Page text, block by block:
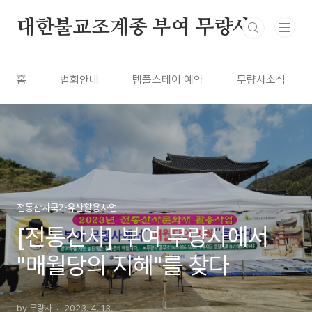
대한불교조계종 부여 무량사
홈 법회안내 템플스테이 예약 무량사소식
전통산사국가유산활용사업
[전통산사] 부여 무량사에서
"매월당의 지혜"를 찾다
by 무량사 2023. 4. 13.